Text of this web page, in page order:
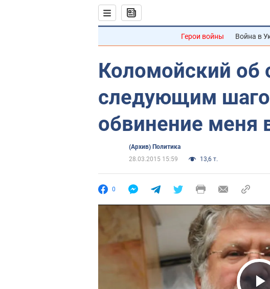
Герои войны Война в
Коломойский об
следующим
обвинение меня
(Архив) Политика
28.03.2015 15:59
13,6 т.
0